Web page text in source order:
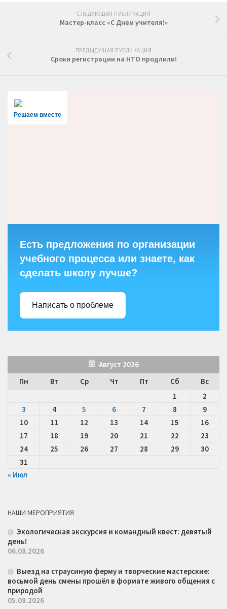
СЛЕДУЮЩАЯ ПУБЛИКАЦИЯ
Мастер-класс «С Днём учителя!»
ПРЕДЫДУЩАЯ ПУБЛИКАЦИЯ
Сроки регистрации на НТО продлили!
Решаем вместе
Есть предложения по организации
учебного процесса или знаете, как
сделать школу лучше?
Написать о проблеме
Август 2026
Пн
Вт Ср Чт Пт Сб
Вс
1
2
3
4 5 6 7 8
9
10
11 12 13 14 15
16
17
18 19 20 21 22
23
24
25 26 27 28 29
30
31
« Июл
НАШИ МЕРОПРИЯТИЯ
Экологическая экскурсия и командный квест: девятый
день!
06.08.2026
Выезд на страусиную ферму и творческие мастерские:
восьмой день смены прошёл в формате живого общения с
природой
05.08.2026